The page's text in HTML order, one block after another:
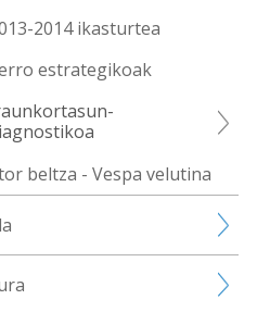
2014 ikasturtea
estrategikoak
beltza - Vespa velutina